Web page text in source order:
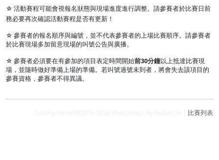
☆ 活動賽程可能會視報名狀態與現場進度進行調整。請參賽者於比賽日前
務必要再次確認活動賽程是否有更新！
☆ 參賽者的報名順序與編號，並不代表參賽者的上場比賽順序。請參賽者
於比賽現場多加留意現場的叫號公告與廣播。
☆ 參賽者必須要在有參加的項目表定時間開始前30分鐘以上抵達比賽現
場，並隨時做好準備上場的準備。若叫號過號未到者，將會失去該項目的
參賽資格，參賽者不得異議。
比賽列表